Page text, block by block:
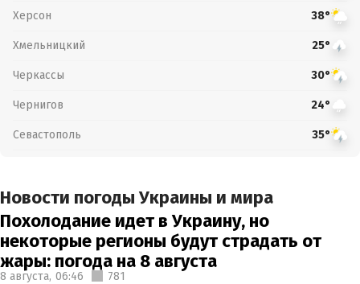
Херсон 38°
Хмельницкий 25°
Черкассы 30°
Чернигов 24°
Севастополь 35°
Новости погоды Украины и мира
Похолодание идет в Украину, но
некоторые регионы будут страдать от
жары: погода на 8 августа
8 августа, 06:46 781